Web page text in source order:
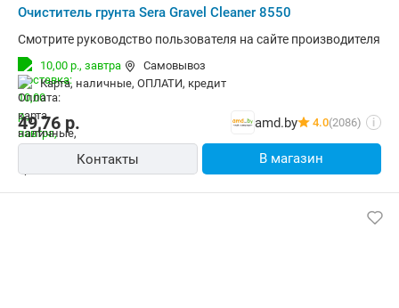
Очиститель грунта Sera Gravel Cleaner 8550
Смотрите руководство пользователя на сайте производителя
10,00 р., завтра
Самовывоз
карта, наличные, ОПЛАТИ, кредит
49,76 р. amd.by 4.0(2086) i
Контакты В магазин